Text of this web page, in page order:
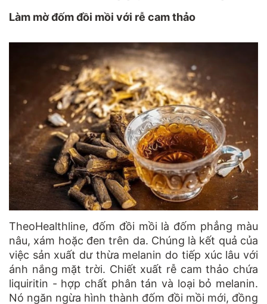
Làm mờ đốm đồi mồi với rễ cam thảo
TheoHealthline, đốm đồi mồi là đốm phẳng màu
nâu, xám hoặc đen trên da. Chúng là kết quả của
việc sản xuất dư thừa melanin do tiếp xúc lâu với
ánh nắng mặt trời. Chiết xuất rễ cam thảo chứa
liquiritin - hợp chất phân tán và loại bỏ melanin.
Nó ngăn ngừa hình thành đốm đồi mồi mới, đồng